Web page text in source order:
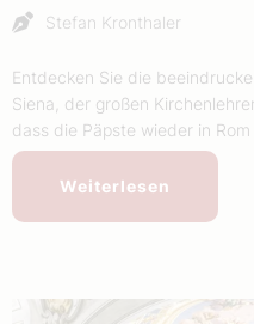
Stefan Kronthaler
Entdecken Sie die
Siena, der großen
dass die Päpste wieder in Rom
Weiterlesen